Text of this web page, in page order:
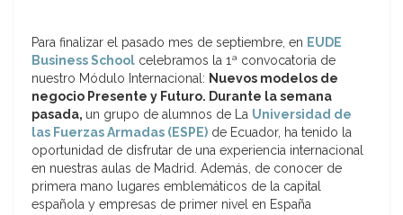
Para finalizar el pasado mes de septiembre, en EUDE
Business School celebramos la 1ª convocatoria de
nuestro Módulo Internacional: Nuevos modelos de
negocio Presente y Futuro. Durante la semana
pasada, un grupo de alumnos de La Universidad de
las Fuerzas Armadas (ESPE) de Ecuador, ha tenido la
oportunidad de disfrutar de una experiencia internacional
en nuestras aulas de Madrid. Además, de conocer de
primera mano lugares emblemáticos de la capital
española y empresas de primer nivel en España